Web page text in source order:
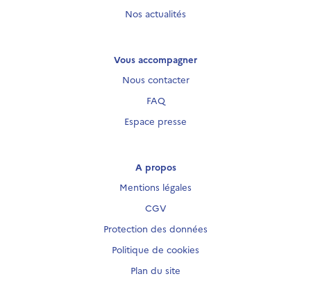
Nos actualités
Vous accompagner
Nous contacter
FAQ
Espace presse
A propos
Mentions légales
CGV
Protection des données
Politique de cookies
Plan du site